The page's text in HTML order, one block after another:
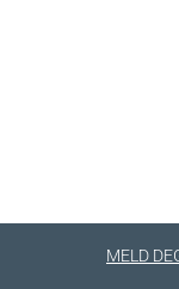
MELD